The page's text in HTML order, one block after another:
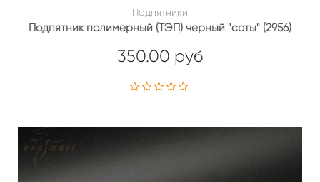
Подпятники
Подпятник полимерный (ТЭП) черный "соты" (2956)
350.00 руб